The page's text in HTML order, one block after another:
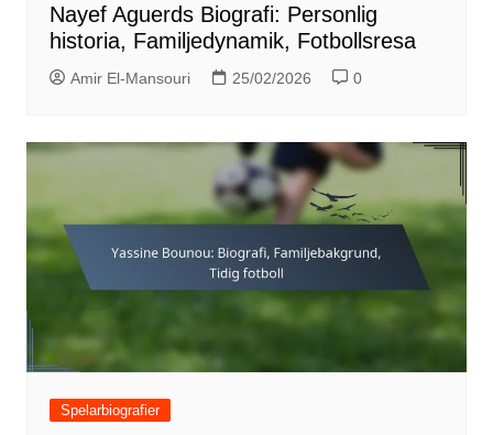
Nayef Aguerds Biografi: Personlig
historia, Familjedynamik, Fotbollsresa
Amir El-Mansouri 25/02/2026 0
Spelarbiografier